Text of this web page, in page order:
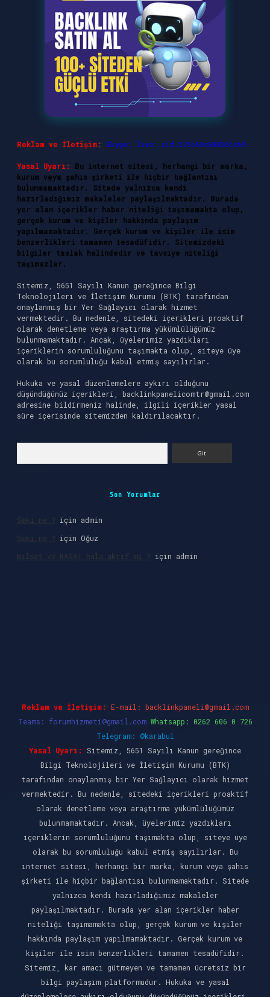
Reklam ve İletişim: Skype: live:.cid.575569c608265c69
Yasal Uyarı:
Bu internet sitesi, herhangi bir marka,
kurum veya şahıs şirketi ile hiçbir bağlantısı
bulunmamaktadır. Sitede yalnızca kendi
hazırladığımız makaleler paylaşılmaktadır. Burada
yer alan içerikler haber niteliği taşımamakta olup,
gerçek kurum ve kişiler hakkında paylaşım
yapılmamaktadır. Gerçek kurum ve kişiler ile isim
benzerlikleri tamamen tesadüfidir. Sitemizdeki
bilgiler taslak halindedir ve tavsiye niteliği
taşımazlar.
Sitemiz, 5651 Sayılı Kanun gereğince Bilgi
Teknolojileri ve İletişim Kurumu (BTK) tarafından
onaylanmış bir Yer Sağlayıcı olarak hizmet
vermektedir. Bu nedenle, sitedeki içerikleri proaktif
olarak denetleme veya araştırma yükümlülüğümüz
bulunmamaktadır. Ancak, üyelerimiz yazdıkları
içeriklerin sorumluluğunu taşımakta olup, siteye üye
olarak bu sorumluluğu kabul etmiş sayılırlar.
Hukuka ve yasal düzenlemelere aykırı olduğunu
düşündüğünüz içerikleri, backlinkpanelicomtr@gmail.com
adresine bildirmeniz halinde, ilgili içerikler yasal
süre içerisinde sitemizden kaldırılacaktır.
Son Yorumlar
Seki ne ? için admin
Seki ne ? için Oğuz
Bilsat ve RASAT hala aktif mi ? için admin
Reklam ve İletişim: E-mail: backlinkpaneli@gmail.com
Teams: forumhizmeti@gmail.com Whatsapp: 0262 606 0 726
Telegram: @karabul
Yasal Uyarı:
Sitemiz, 5651 Sayılı Kanun gereğince
Bilgi Teknolojileri ve İletişim Kurumu (BTK)
tarafından onaylanmış bir Yer Sağlayıcı olarak hizmet
vermektedir. Bu nedenle, sitedeki içerikleri proaktif
olarak denetleme veya araştırma yükümlülüğümüz
bulunmamaktadır. Ancak, üyelerimiz yazdıkları
içeriklerin sorumluluğunu taşımakta olup, siteye üye
olarak bu sorumluluğu kabul etmiş sayılırlar. Bu
internet sitesi, herhangi bir marka, kurum veya şahıs
şirketi ile hiçbir bağlantısı bulunmamaktadır. Sitede
yalnızca kendi hazırladığımız makaleler
paylaşılmaktadır. Burada yer alan içerikler haber
niteliği taşımamakta olup, gerçek kurum ve kişiler
hakkında paylaşım yapılmamaktadır. Gerçek kurum ve
kişiler ile isim benzerlikleri tamamen tesadüfidir.
Sitemiz, kar amacı gütmeyen ve tamamen ücretsiz bir
bilgi paylaşım platformudur. Hukuka ve yasal